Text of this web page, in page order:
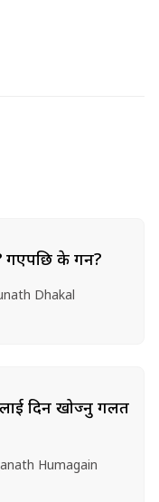
गएपछि के गर्ने?
Dhakal
दिन खोज्नु गलत
Humagain